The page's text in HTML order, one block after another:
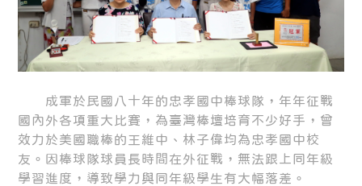
成軍於民國八十年的忠孝國中棒球隊，年年征戰
國內外各項重大比賽，為臺灣棒壇培育不少好手，曾
效力於美國職棒的王維中、林子偉均為忠孝國中校
友。因棒球隊球員長時間在外征戰，無法跟上同年級
學習進度，導致學力與同年級學生有大幅落差。